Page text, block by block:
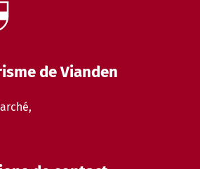
de Vianden